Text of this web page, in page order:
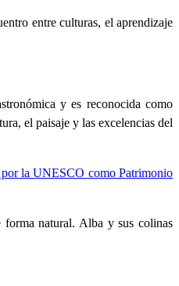
entre culturas, el aprendizaje
y es reconocida como
el paisaje y las excelencias del
por la UNESCO como Patrimonio
forma natural. Alba y sus colinas